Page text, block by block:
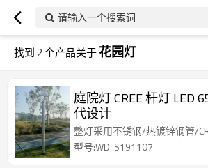
请输入一个搜索词
找到 2个产品关于花园灯
庭院灯 CREE 杆灯 LED
代设计
整灯采用不锈钢/热镀锌钢管/
型号:WD-S191107